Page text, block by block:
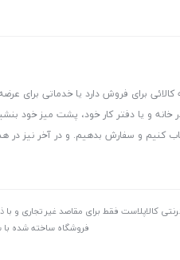
برای فروش دارد یا خدماتی برای
خانه و یا دفتر کار خود، پشت میز خود
کنیم و سفارش بدهیم. و در آخر نیز در
کالاپلاست فقط برای مقاصد غیر تجاری
فروشگاه ساخته شده با